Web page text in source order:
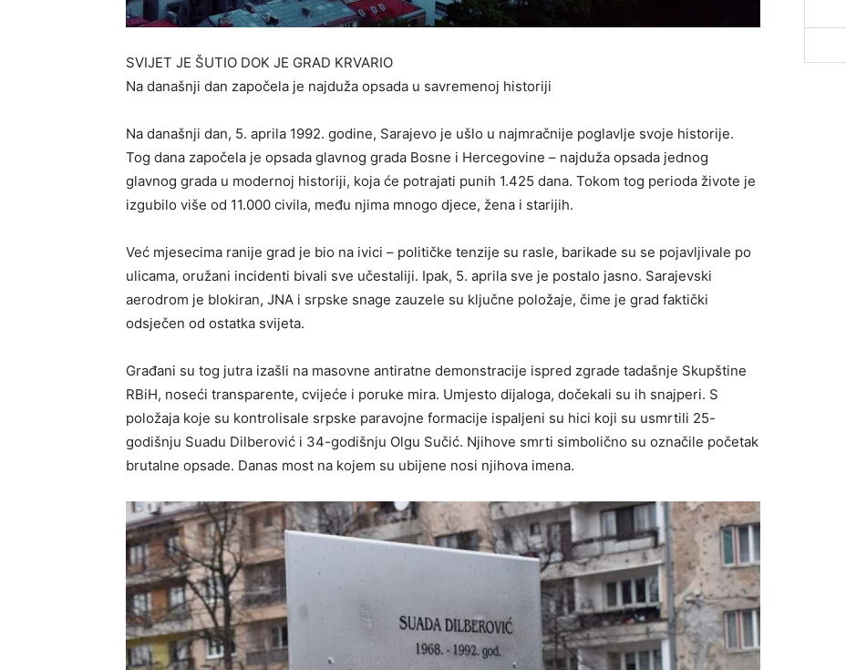
SVIJET JE ŠUTIO DOK JE GRAD KRVARIO
Na današnji dan započela je najduža opsada u savremenoj historiji
Na današnji dan, 5. aprila 1992. godine, Sarajevo je ušlo u najmračnije poglavlje svoje historije.
Tog dana započela je opsada glavnog grada Bosne i Hercegovine – najduža opsada jednog
glavnog grada u modernoj historiji, koja će potrajati punih 1.425 dana. Tokom tog perioda živote je
izgubilo više od 11.000 civila, među njima mnogo djece, žena i starijih.
Već mjesecima ranije grad je bio na ivici – političke tenzije su rasle, barikade su se pojavljivale po
ulicama, oružani incidenti bivali sve učestaliji. Ipak, 5. aprila sve je postalo jasno. Sarajevski
aerodrom je blokiran, JNA i srpske snage zauzele su ključne položaje, čime je grad faktički
odsječen od ostatka svijeta.
Građani su tog jutra izašli na masovne antiratne demonstracije ispred zgrade tadašnje Skupštine
RBiH, noseći transparente, cvijeće i poruke mira. Umjesto dijaloga, dočekali su ih snajperi. S
položaja koje su kontrolisale srpske paravojne formacije ispaljeni su hici koji su usmrtili 25-
godišnju Suadu Dilberović i 34-godišnju Olgu Sučić. Njihove smrti simbolično su označile početak
brutalne opsade. Danas most na kojem su ubijene nosi njihova imena.